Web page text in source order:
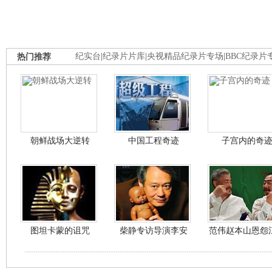
纪实台 纪录片片库 央视精品纪录片专场 BBC纪录片
热门推荐
朝鲜战场大逆转 中国工程奇迹 子宫内的奇迹
图坦卡蒙的诅咒 柴静专访导演李安 范伟赵本山恩怨